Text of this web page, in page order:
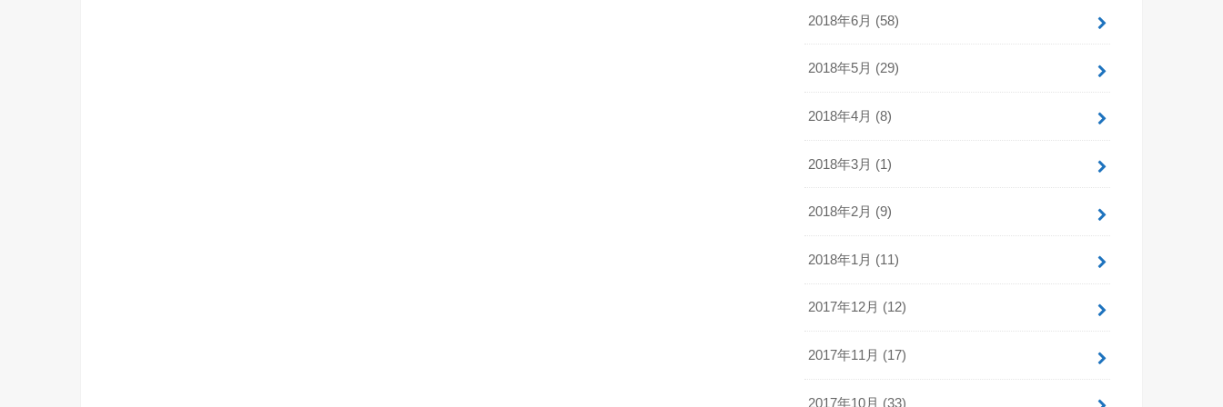
2018年6月 (58)
2018年5月 (29)
2018年4月 (8)
2018年3月 (1)
2018年2月 (9)
2018年1月 (11)
2017年12月 (12)
2017年11月 (17)
2017年10月 (33)